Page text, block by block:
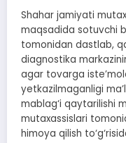
Shahar jamiyati
maqsadida sotuvchi
tomonidan dastlab,
diagnostika
agar tovarga
yetkazilmaganligi
mablag‘i qaytarilishi
mutaxassislari
himoya qilish